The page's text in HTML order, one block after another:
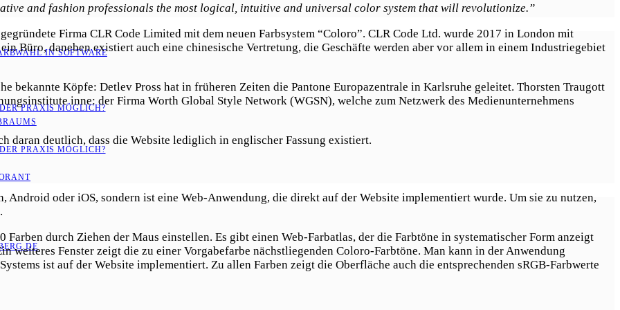
IN SOFTWARE
PRAXIS MÖGLICH?
PRAXIS MÖGLICH?
and fashion professionals the most logical, intuitive and universal color system that will revolutionize.”
Firma CLR Code Limited mit dem neuen Farbsystem “Coloro”. CLR Code Ltd. wurde 2017 in London mit
Büro, daneben existiert auch eine chinesische Vertretung, die Geschäfte werden aber vor allem in einem Industriegebiet
bekannte Köpfe: Detlev Pross hat in früheren Zeiten die Pantone Europazentrale in Karlsruhe geleitet. Thorsten Traugott
inne: der Firma Worth Global Style Network (WGSN), welche zum Netzwerk des Medienunternehmens
daran deutlich, dass die Website lediglich in englischer Fassung existiert.
oder iOS, sondern ist eine Web-Anwendung, die direkt auf der Website implementiert wurde. Um sie zu nutzen,
durch Ziehen der Maus einstellen. Es gibt einen Web-Farbatlas, der die Farbtöne in systematischer Form anzeigt
weiteres Fenster zeigt die zu einer Vorgabefarbe nächstliegenden Coloro-Farbtöne. Man kann in der Anwendung
ist auf der Website implementiert. Zu allen Farben zeigt die Oberfläche auch die entsprechenden sRGB-Farbwerte